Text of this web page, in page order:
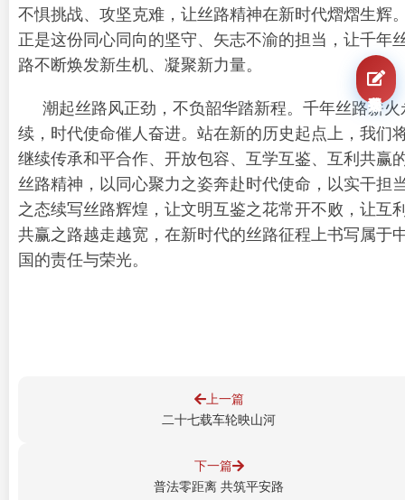
不惧挑战、攻坚克难，让丝路精神在新时代熠熠生辉
正是这份同心同向的坚守、矢志不渝的担当，让千年
路不断焕发新生机、凝聚新力量。
潮起丝路风正劲，不负韶华踏新程。千年丝路薪火
续，时代使命催人奋进。站在新的历史起点上，我们
继续传承和平合作、开放包容、互学互鉴、互利共赢
丝路精神，以同心聚力之姿奔赴时代使命，以实干担
之态续写丝路辉煌，让文明互鉴之花常开不败，让互
共赢之路越走越宽，在新时代的丝路征程上书写属于
国的责任与荣光。
上一篇
二十七载车轮映山河
下一篇
普法零距离 共筑平安路
我要报名